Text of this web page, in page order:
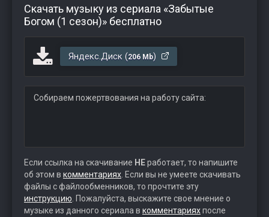
Скачать музыку из сериала «Забытые
Богом (1 сезон)» бесплатно
Яндекс.Диск (206 Mb)
Собираем пожертвования на работу сайта:
Если ссылка на скачивание НЕработает, то напишите
об этом в комментариях . Если вы не умеете скачивать
файлы с файлообменников, то прочтите эту
инструкцию . Пожалуйста, выскажите свое мнение о
музыке из данного сериала в комментарияхпосле